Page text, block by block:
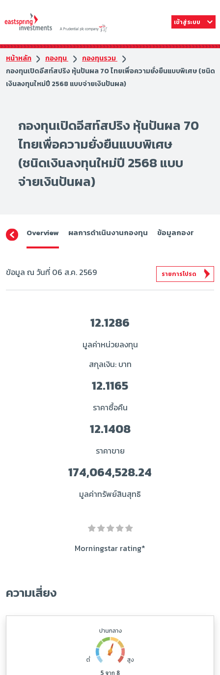
เข้าสู่ระบบ
หน้าหลัก กองทุน
กองทุนรวม
กองทุนเปิดอีสท์สปริง หุ้นปันผล 70 ไทยเพื่อความยั่งยืนแบบพิเศษ (ชนิด
เงินลงทุนใหม่ปี 2568 แบบจ่ายเงินปันผล)
กองทุนเปิดอีสท์สปริง หุ้นปันผล 70
ไทยเพื่อความยั่งยืนแบบพิเศษ
(ชนิดเงินลงทุนใหม่ปี 2568 แบบ
จ่ายเงินปันผล)
Overview ผลการดำเนินงานกองทุน ข้อมูลกองทุน
ข้อมูล ณ วันที่ 06 ส.ค. 2569 รายการโปรด
12.1286
มูลค่าหน่วยลงทุน
สกุลเงิน: บาท
12.1165
ราคาซื้อคืน
12.1408
ราคาขาย
174,064,528.24
มูลค่าทรัพย์สินสุทธิ
Morningstar rating*
ความเสี่ยง